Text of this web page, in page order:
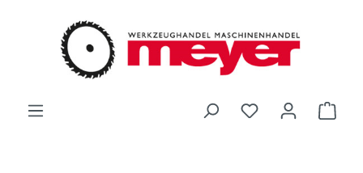
Zum Hauptinhalt springen
Du hast 0